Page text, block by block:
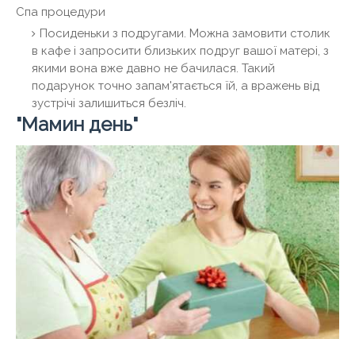
Спа процедури
Посиденьки з подругами. Можна замовити столик
в кафе і запросити близьких подруг вашої матері, з
якими вона вже давно не бачилася. Такий
подарунок точно запам'ятається їй, а вражень від
зустрічі залишиться безліч.
"Мамин день"